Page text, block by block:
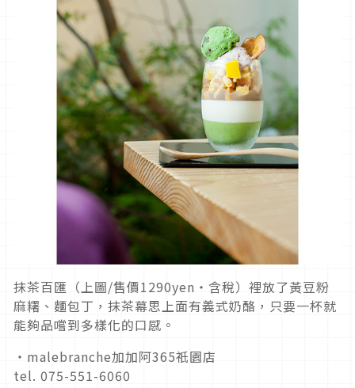
抹茶百匯（上圖/售價1290yen‧含稅）裡放了黃豆粉
麻糬、麵包丁，抹茶幕思上面有義式奶酪，只要一杯就
能夠品嚐到多樣化的口感。
・malebranche加加阿365祇園店
tel. 075-551-6060